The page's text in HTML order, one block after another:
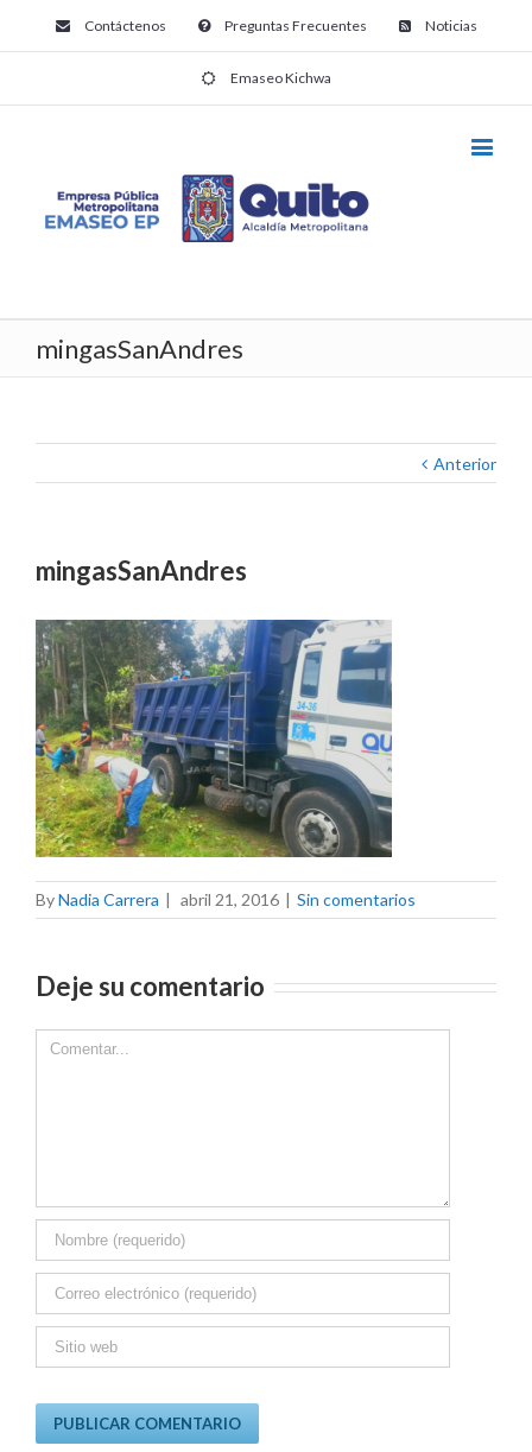
Contáctenos Preguntas Frecuentes Noticias
Emaseo Kichwa
mingasSanAndres
Anterior
mingasSanAndres
ByNadia Carrera | abril 21, 2016 | Sin comentarios
Deje su comentario
Comment